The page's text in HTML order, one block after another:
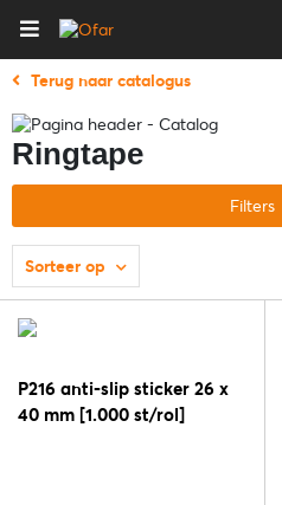
Terug naar catalogus
Ringtape
Filters
Sorteer op
P216 anti-slip sticker 26 x
40 mm [1.000 st/rol]